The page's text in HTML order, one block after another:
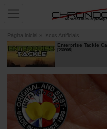
Página inicial » Iscos Artificiais
Enterprise Tackle
[230905]